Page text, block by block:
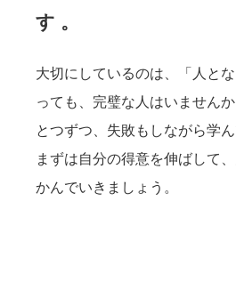
す。
大切にしているのは、「人と
っても、完璧な人はいません
とつずつ、失敗もしながら学ん
まずは自分の得意を伸ばして
かんでいきましょう。